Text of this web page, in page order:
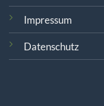
Impressum
Datenschutz